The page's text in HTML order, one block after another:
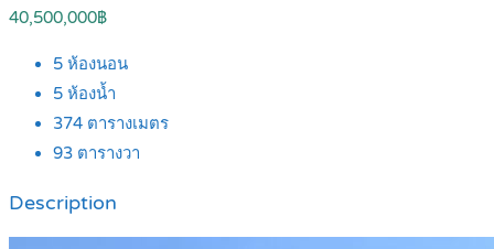
40,500,000฿
5 ห้องนอน
5 ห้องน้ำ
374 ตารางเมตร
93 ตารางวา
Description